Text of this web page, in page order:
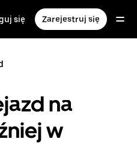
się Zarejestruj się
na
w